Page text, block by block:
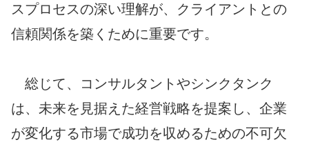
スプロセスの深い理解が、クライアントとの
信頼関係を築くために重要です。
総じて、コンサルタントやシンクタンク
は、未来を見据えた経営戦略を提案し、企業
が変化する市場で成功を収めるための不可欠